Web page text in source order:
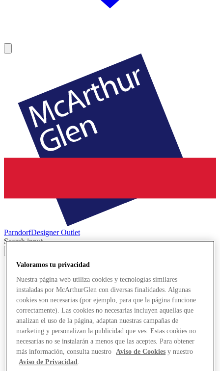
ParndorfDesigner Outlet
Search input
Valoramos tu privacidad
Nuestra página web utiliza cookies y tecnologías similares
instaladas por McArthurGlen con diversas finalidades. Algunas
cookies son necesarias (por ejemplo, para que la página funcione
correctamente). Las cookies no necesarias incluyen aquellas que
analizan el uso de la página, adaptan nuestras campañas de
marketing y personalizan la publicidad que ves. Estas cookies no
necesarias no se instalarán a menos que las aceptes. Para obtener
más información, consulta nuestro
Aviso de Cookies y nuestro
Aviso de Privacidad.